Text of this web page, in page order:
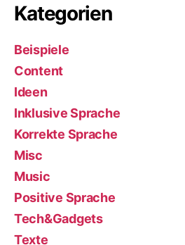
Kategorien
Beispiele
Content
Ideen
Inklusive Sprache
Korrekte Sprache
Misc
Music
Positive Sprache
Tech&Gadgets
Texte